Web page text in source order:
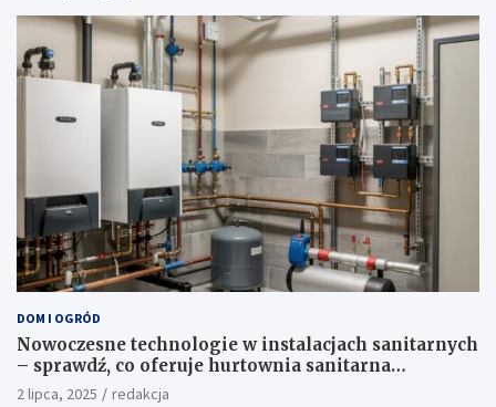
DOM I OGRÓD
Nowoczesne technologie w instalacjach sanitarnych
– sprawdź, co oferuje hurtownia sanitarna
Proterm.sklep.pl
2 lipca, 2025 redakcja